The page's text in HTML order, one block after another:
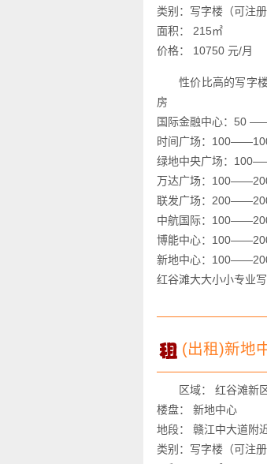
类别：写字楼（可注册
面积： 215㎡
价格： 10750 元/月
性价比高的写字
房
国际金融中心：50
时间广场：
绿地中央广场：
万达广场：
联发广场：
中航国际：
博能中心：
新地中心：
红谷滩大大小小专业
(出租)新地
区域： 红谷滩新
楼盘： 新地中心
地段： 赣江中大道附
类别：写字楼（可注册